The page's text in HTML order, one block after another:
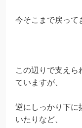
今そこまで戻って
この辺りで支えら
ていますが、
逆にしっかり下に
いたりなど、